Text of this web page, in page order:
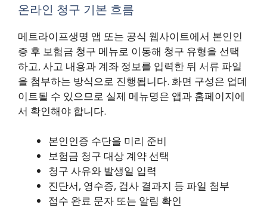
온라인 청구 기본 흐름
메트라이프생명 앱 또는 공식 웹사이트에서 본인인
증 후 보험금 청구 메뉴로 이동해 청구 유형을 선택
하고, 사고 내용과 계좌 정보를 입력한 뒤 서류 파일
을 첨부하는 방식으로 진행됩니다. 화면 구성은 업데
이트될 수 있으므로 실제 메뉴명은 앱과 홈페이지에
서 확인해야 합니다.
본인인증 수단을 미리 준비
보험금 청구 대상 계약 선택
청구 사유와 발생일 입력
진단서, 영수증, 검사 결과지 등 파일 첨부
접수 완료 문자 또는 알림 확인